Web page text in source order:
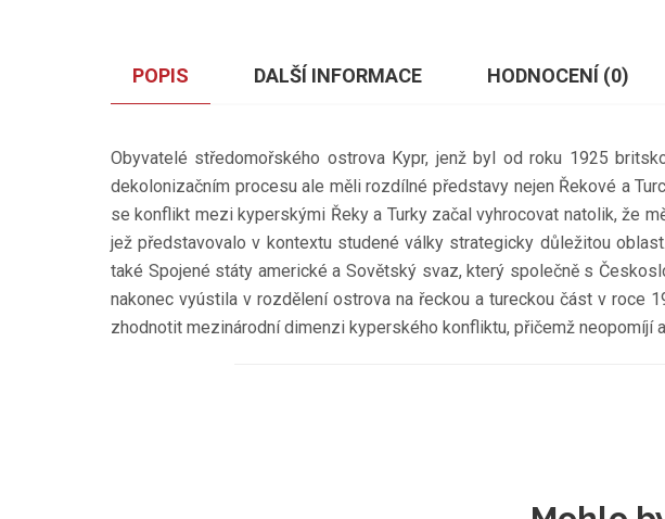
POPIS DALŠÍ INFORMACE HODNOCENÍ (0)
Obyvatelé středomořského ostrova Kypr, jenž byl od roku 1925
dekolonizačním procesu ale měli rozdílné představy nejen Řekové a
se konflikt mezi kyperskými Řeky a Turky začal vyhrocovat natolik, že
jež představovalo v kontextu studené války strategicky důležitou
také Spojené státy americké a Sovětský svaz, který společně s
nakonec vyústila v rozdělení ostrova na řeckou a tureckou část v roce
zhodnotit mezinárodní dimenzi kyperského konfliktu, přičemž